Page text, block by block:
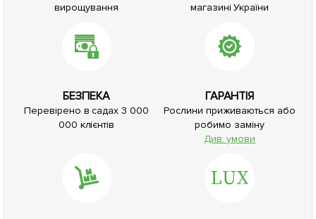
вирощування
магазині України
БЕЗПЕКА
Перевірено в садах 3 000
000 клієнтів
ГАРАНТІЯ
Рослини приживаються або
робимо заміну
Див. умови